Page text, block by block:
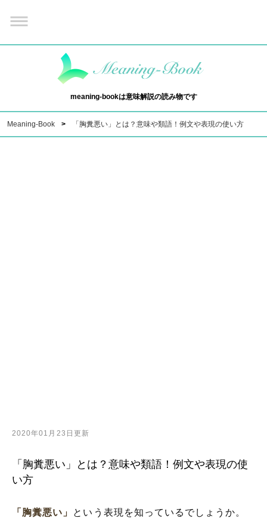
meaning-bookは意味解説の読み物です
Meaning-Book 「胸糞悪い」とは？意味や類語！例文や表現の使い方
2020年01月23日更新
「胸糞悪い」とは？意味や類語！例文や表現の使
い方
「胸糞悪い」 という表現を知っているでしょうか。